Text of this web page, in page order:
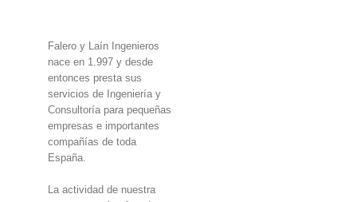
Falero y Laín Ingenieros
nace en 1.997 y desde
entonces presta sus
servicios de Ingeniería y
Consultoría para pequeñas
empresas e importantes
compañías de toda
España.
La actividad de nuestra